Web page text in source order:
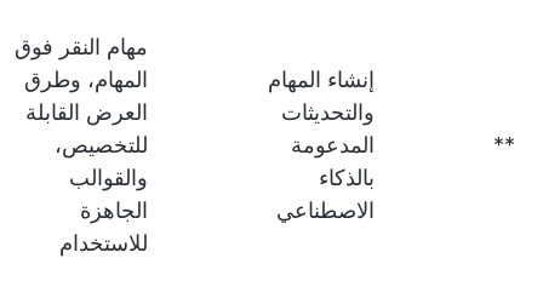
**
إنشاء المهام
والتحديثات
المدعومة
بالذكاء
الاصطناعي
مهام النقر فوق
المهام، وطرق
العرض القابلة
للتخصيص،
والقوالب
الجاهزة
للاستخدام